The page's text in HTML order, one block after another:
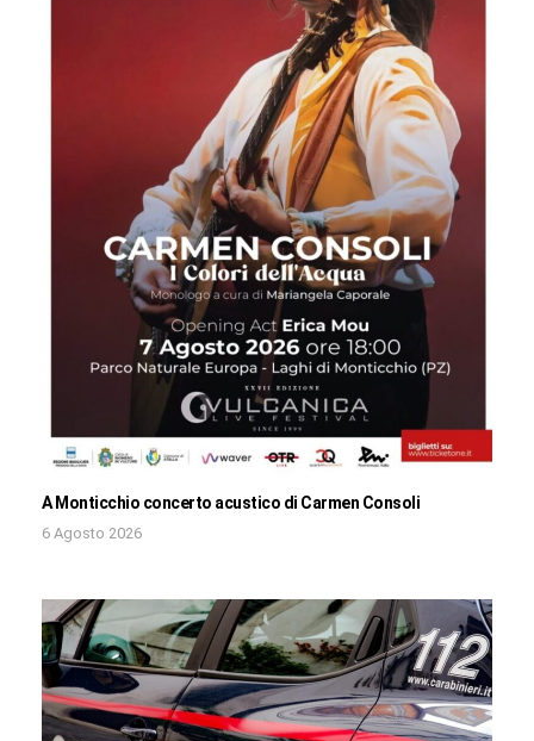
A Monticchio concerto acustico di Carmen Consoli
6 Agosto 2026